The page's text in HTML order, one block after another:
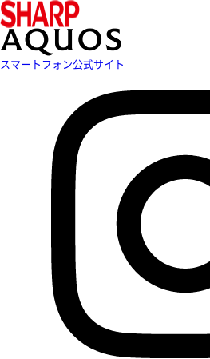
スマートフォン公式サイト